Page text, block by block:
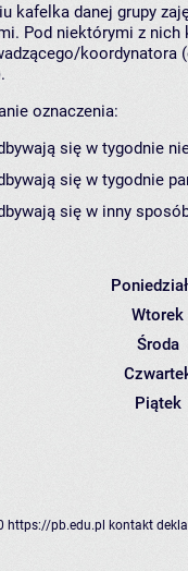
kafelka danej grupy
Pod niektórymi z nich
koordynatora
oznaczenia:
się w tygodnie
się w tygodnie
się w inny
Wtorek
Środa
Piątek
https://pb.edu.pl kontakt